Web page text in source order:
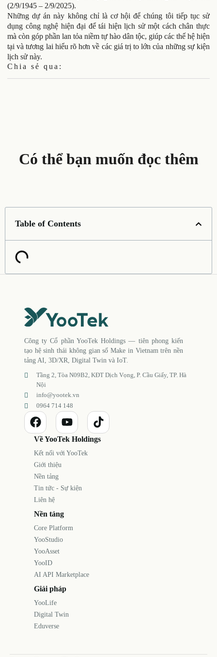
(2/9/1945 – 2/9/2025).
Những dự án này không chỉ là cơ hội để chúng tôi tiếp tục sử
dụng công nghệ hiện đại để tái hiện lịch sử một cách chân thực
mà còn góp phần lan tỏa niềm tự hào dân tộc, giúp các thế hệ hiện
tại và tương lai hiểu rõ hơn về các giá trị to lớn của những sự kiện
lịch sử này.
Chia sẻ qua:
Có thể bạn muốn đọc thêm
Table of Contents
Công ty Cổ phần YooTek Holdings — tiên phong kiến
tạo hệ sinh thái không gian số Make in Vietnam trên nền
tảng AI, 3D/XR, Digital Twin và IoT.
Tầng 2, Tòa N09B2, KĐT Dịch Vọng, P. Cầu Giấy, TP. Hà
Nội
info@yootek.vn
0964 714 148
Về YooTek Holdings
Kết nối với YooTek
Giới thiệu
Nền tảng
Tin tức - Sự kiện
Liên hệ
Nền tảng
Core Platform
YooStudio
YooAsset
YooID
AI API Marketplace
Giải pháp
YooLife
Digital Twin
Eduverse